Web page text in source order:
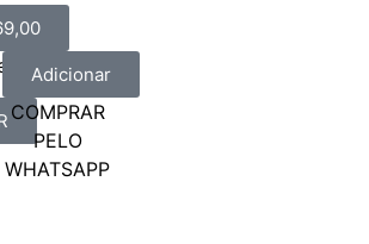
Adicionar
COMPRAR
PELO
WHATSAPP